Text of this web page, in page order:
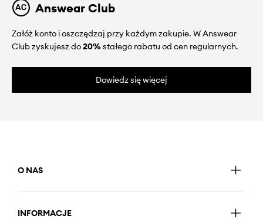
Answear Club
Załóż konto i oszczędzaj przy każdym zakupie. W Answear
Club zyskujesz do20%stałego rabatu od cen regularnych.
Dowiedz się więcej
O NAS
INFORMACJE